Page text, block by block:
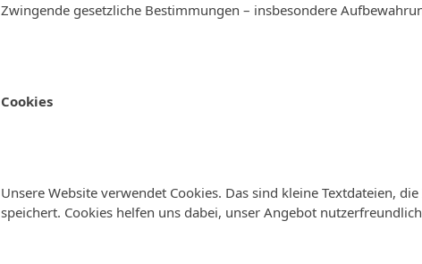
Zwingende gesetzliche Bestimmungen – insbesondere
Cookies
Unsere Website verwendet Cookies. Das sind kleine Textdateien,
speichert. Cookies helfen uns dabei, unser Angebot